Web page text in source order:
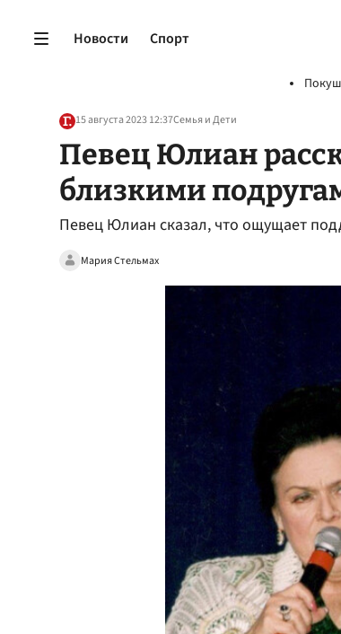
Новости Спорт
15 августа 2023 12:37Семья и Дети
Певец Юлиан
близкими
Певец Юлиан сказал, что ощущает
Мария Стельмах